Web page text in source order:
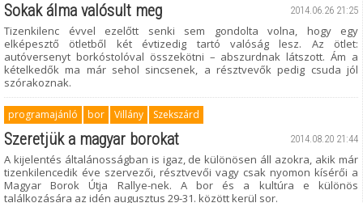
2014.06.26 21:25
Sokak álma valósult meg
Tizenkilenc évvel ezelőtt senki sem gondolta volna, hogy egy
elképesztő ötletből két évtizedig tartó valóság lesz. Az ötlet:
autóversenyt borkóstolóval összekötni – abszurdnak látszott. Ám a
kételkedők ma már sehol sincsenek, a résztvevők pedig csuda jól
szórakoznak.
programajánló bor Villány Szekszárd
2014.08.20 21:44
Szeretjük a magyar borokat
A kijelentés általánosságban is igaz, de különösen áll azokra, akik már
tizenkilencedik éve szervezői, résztvevői vagy csak nyomon kísérői a
Magyar Borok Útja Rallye-nek. A bor és a kultúra e különös
találkozására az idén augusztus 29-31. között kerül sor.